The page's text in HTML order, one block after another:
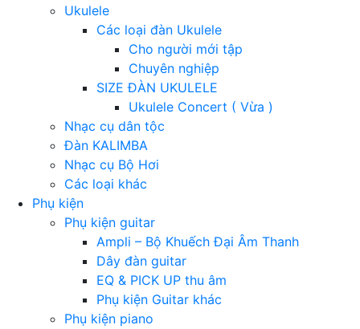
Ukulele
Các loại đàn Ukulele
Cho người mới tập
Chuyên nghiệp
SIZE ĐÀN UKULELE
Ukulele Concert ( Vừa )
Nhạc cụ dân tộc
Đàn KALIMBA
Nhạc cụ Bộ Hơi
Các loại khác
Phụ kiện
Phụ kiện guitar
Ampli – Bộ Khuếch Đại Âm Thanh
Dây đàn guitar
EQ & PICK UP thu âm
Phụ kiện Guitar khác
Phụ kiện piano